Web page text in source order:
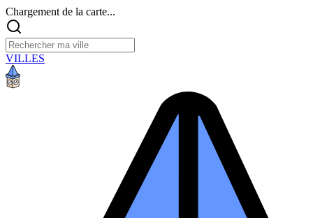
Chargement de la carte...
VILLES